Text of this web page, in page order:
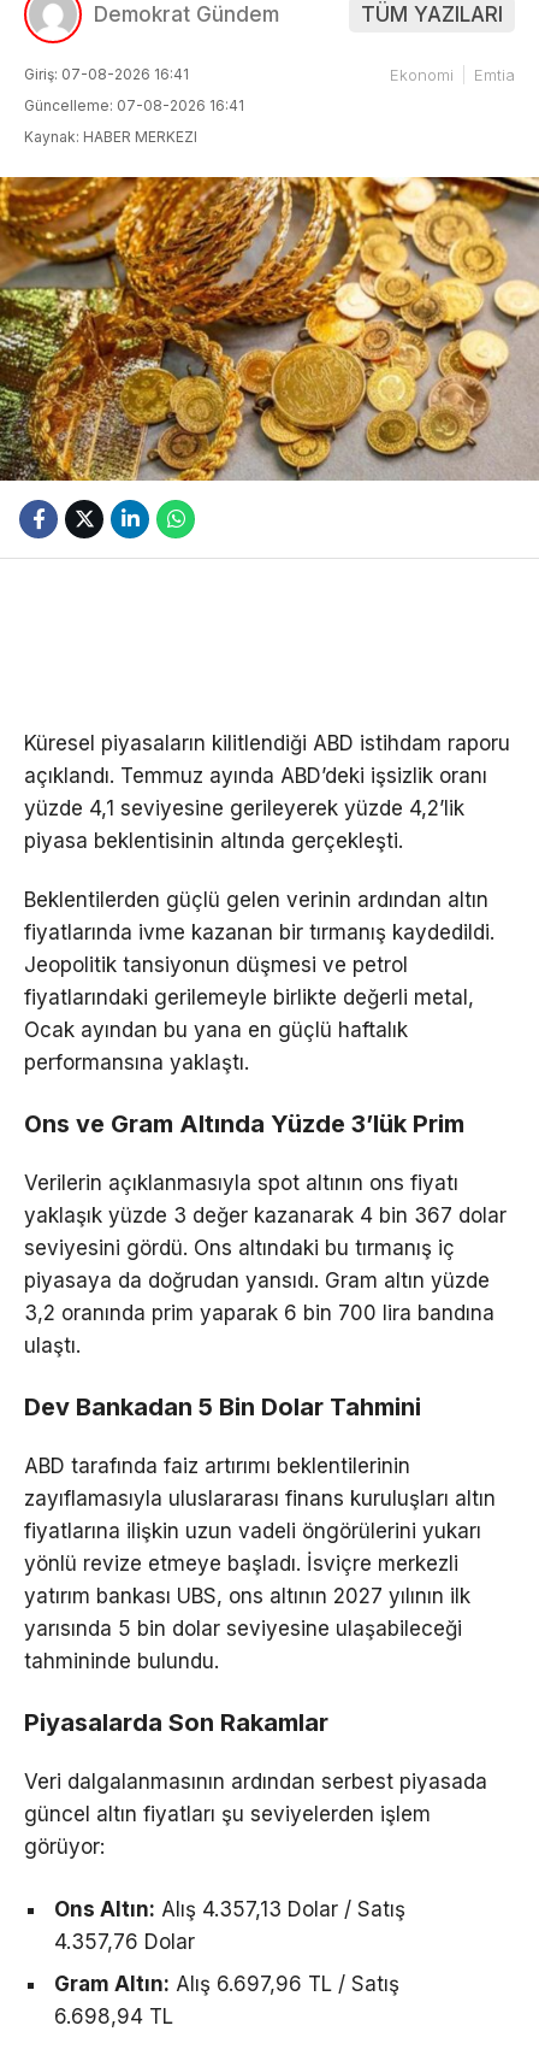
Demokrat Gündem TÜM YAZILARI
Giriş: 07-08-2026 16:41
Güncelleme: 07-08-2026 16:41
Kaynak: HABER MERKEZI
Ekonomi Emtia
Küresel piyasaların kilitlendiği ABD istihdam raporu
açıklandı. Temmuz ayında ABD’deki işsizlik oranı
yüzde 4,1 seviyesine gerileyerek yüzde 4,2’lik
piyasa beklentisinin altında gerçekleşti.
Beklentilerden güçlü gelen verinin ardından altın
fiyatlarında ivme kazanan bir tırmanış kaydedildi.
Jeopolitik tansiyonun düşmesi ve petrol
fiyatlarındaki gerilemeyle birlikte değerli metal,
Ocak ayından bu yana en güçlü haftalık
performansına yaklaştı.
Ons ve Gram Altında Yüzde 3’lük Prim
Verilerin açıklanmasıyla spot altının ons fiyatı
yaklaşık yüzde 3 değer kazanarak 4 bin 367 dolar
seviyesini gördü. Ons altındaki bu tırmanış iç
piyasaya da doğrudan yansıdı. Gram altın yüzde
3,2 oranında prim yaparak 6 bin 700 lira bandına
ulaştı.
Dev Bankadan 5 Bin Dolar Tahmini
ABD tarafında faiz artırımı beklentilerinin
zayıflamasıyla uluslararası finans kuruluşları altın
fiyatlarına ilişkin uzun vadeli öngörülerini yukarı
yönlü revize etmeye başladı. İsviçre merkezli
yatırım bankası UBS, ons altının 2027 yılının ilk
yarısında 5 bin dolar seviyesine ulaşabileceği
tahmininde bulundu.
Piyasalarda Son Rakamlar
Veri dalgalanmasının ardından serbest piyasada
güncel altın fiyatları şu seviyelerden işlem
görüyor:
Ons Altın: Alış 4.357,13 Dolar / Satış
4.357,76 Dolar
Gram Altın: Alış 6.697,96 TL / Satış
6.698,94 TL